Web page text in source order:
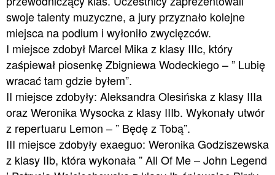
swoje talenty muzyczne, a jury przyznało kolejne
miejsca na podium i wyłoniło zwycięzców.
I miejsce zdobył Marcel Mika z klasy IIIc, który
zaśpiewał piosenkę Zbigniewa Wodeckiego – ” Lubię
wracać tam gdzie byłem”.
II miejsce zdobyły: Aleksandra Olesińska z klasy IIIa
oraz Weronika Wysocka z klasy IIIb. Wykonały utwór
z repertuaru Lemon – ” Będę z Tobą”.
III miejsce zdobyły exaeguo: Weronika Godziszewska
z klasy IIb, która wykonała ” All Of Me – John Legend